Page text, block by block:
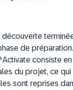
de
Activate consiste
du projet, ce qui
sont reprises